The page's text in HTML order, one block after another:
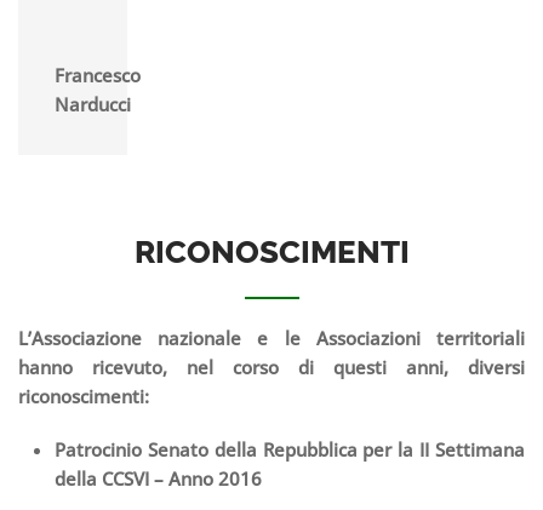
Francesco
Narducci
RICONOSCIMENTI
L’Associazione nazionale e le Associazioni territoriali
hanno ricevuto, nel corso di questi anni, diversi
riconoscimenti:
Patrocinio Senato della Repubblica per la II Settimana
della CCSVI – Anno 2016